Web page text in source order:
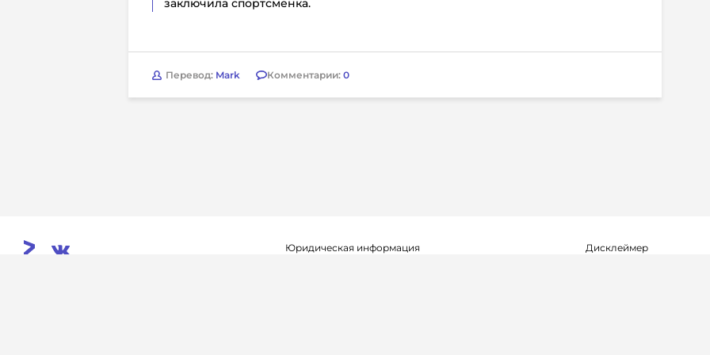
заключила спортсменка.
Перевод: Mark Комментарии: 0
Юридическая информация Дисклеймер